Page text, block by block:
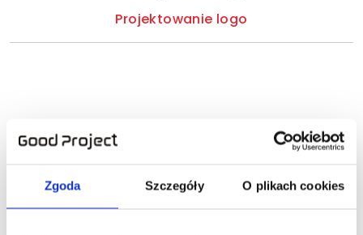
Zgoda Szczegóły O plikach cookies
Projektowanie logo
Jak przydatna była ta strona?
Kliknij gwiazdkę, aby ocenić!